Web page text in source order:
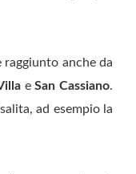
raggiunto anche da
eSan Cassiano.
ad esempio la